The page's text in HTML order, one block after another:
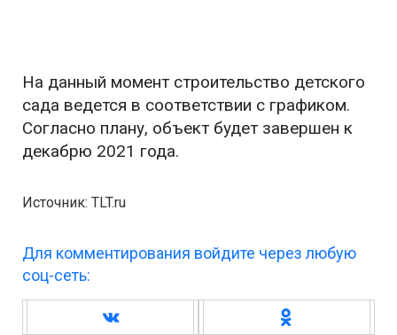
На данный момент строительство детского
сада ведется в соответствии с графиком.
Согласно плану, объект будет завершен к
декабрю 2021 года.
Источник: TLT.ru
Для комментирования войдите через любую
соц-сеть: